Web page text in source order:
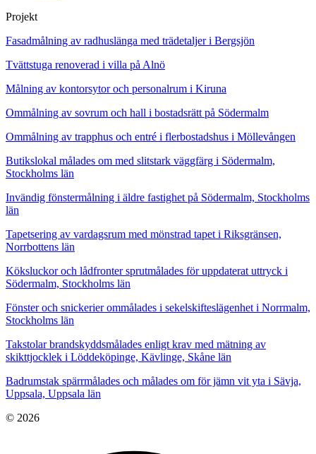
Projekt
Fasadmålning av radhuslänga med trädetaljer i Bergsjön
Tvättstuga renoverad i villa på Alnö
Målning av kontorsytor och personalrum i Kiruna
Ommålning av sovrum och hall i bostadsrätt på Södermalm
Ommålning av trapphus och entré i flerbostadshus i Möllevången
Butikslokal målades om med slitstark väggfärg i Södermalm,
Stockholms län
Invändig fönstermålning i äldre fastighet på Södermalm, Stockholms
län
Tapetsering av vardagsrum med mönstrad tapet i Riksgränsen,
Norrbottens län
Köksluckor och lådfronter sprutmålades för uppdaterat uttryck i
Södermalm, Stockholms län
Fönster och snickerier ommålades i sekelskifteslägenhet i Norrmalm,
Stockholms län
Takstolar brandskyddsmålades enligt krav med mätning av
skikttjocklek i Löddeköpinge, Kävlinge, Skåne län
Badrumstak spärrmålades och målades om för jämn vit yta i Sävja,
Uppsala, Uppsala län
© 2026